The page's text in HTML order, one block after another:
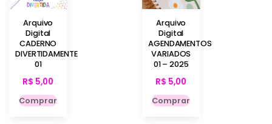
Arquivo
Digital
CADERNO
DIVERTIDAMENTE
01
R$ 5,00
Comprar
Arquivo
Digital
AGENDAMENTOS
VARIADOS
01 – 2025
R$ 5,00
Comprar